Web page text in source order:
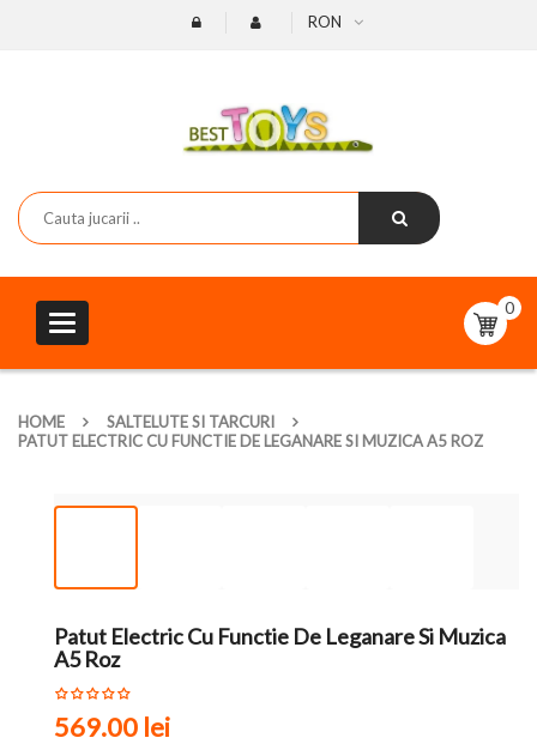
RON
Toggle
navigation
0
HOME
SALTELUTE SI TARCURI
PATUT ELECTRIC CU FUNCTIE DE LEGANARE SI MUZICA A5 ROZ
Patut Electric Cu Functie De Leganare Si Muzica
A5 Roz
569.00 lei